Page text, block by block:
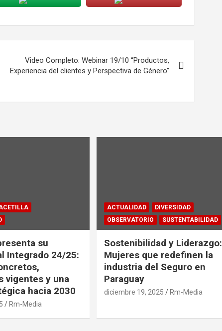
Video Completo: Webinar 19/10 “Productos,
Experiencia del clientes y Perspectiva de Género”
su
Integrado 24/25:
vigentes y una
hacia 2030
Rm-Media
ACTUALIDAD
DIVERSIDAD
OBSERVATORIO
SUSTENTABILIDAD
Sostenibilidad y Liderazgo:
Mujeres que redefinen la
industria del Seguro en
Paraguay
diciembre 19, 2025 Rm-Media